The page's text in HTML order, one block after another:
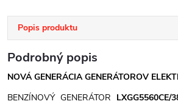
Popis produktu
Podrobný popis
NOVÁ GENERÁCIA GENERÁTOROV
BENZÍNOVÝ GENERÁTOR LXGG5560CE/